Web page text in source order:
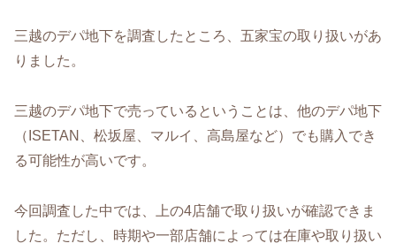
三越のデパ地下を調査したところ、五家宝の取り扱いがあ
りました。
三越のデパ地下で売っているということは、他のデパ地下
（ISETAN、松坂屋、マルイ、高島屋など）でも購入でき
る可能性が高いです。
今回調査した中では、上の4店舗で取り扱いが確認できま
した。ただし、時期や一部店舗によっては在庫や取り扱い